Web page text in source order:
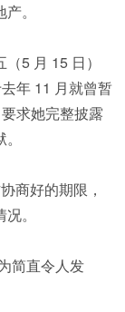
。
5 月 15 日）
年 11 月就曾暂
求她完整披露
商好的期限，
。
简直令人发